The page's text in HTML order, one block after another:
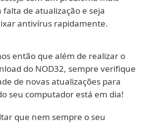
falta de atualização e seja
antivírus rapidamente.
então que além de realizar o
do NOD32, sempre verifique
de novas atualizações para
seu computador está em dia!
que nem sempre o seu